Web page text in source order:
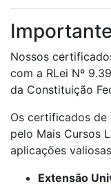
Nossos
com a RLei Nº
da Constituição
Os certificados
pelo Mais Cursos
aplicações
Extensão